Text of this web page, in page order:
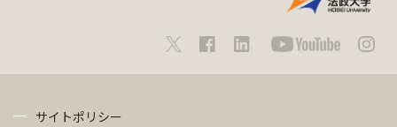
サイトポリシー